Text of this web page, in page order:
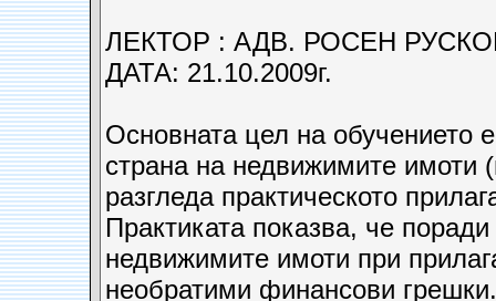
ЛЕКТОР : АДВ. РОСЕН
ДАТА: 21.10.2009г.
Основната цел на обучението
страна на недвижимите имоти
разгледа практическото
Практиката показва, че
недвижимите имоти при
необратими финансови